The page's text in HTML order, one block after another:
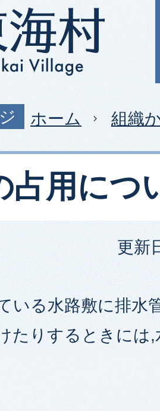
ホーム 組織
占用につ
更新
いる水路敷に排水
たりするときには